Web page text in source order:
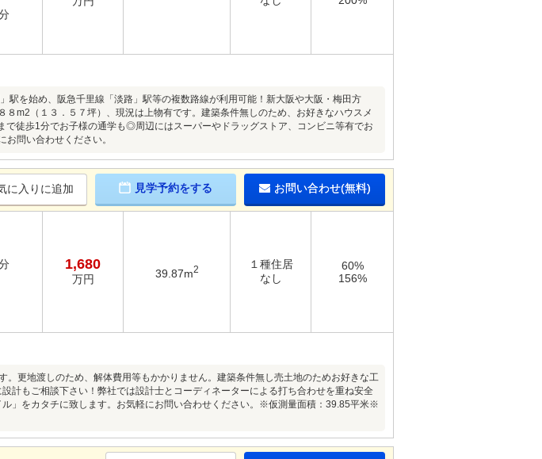
駅を始め、阪急千里線「淡路」駅等の複数路線が利用可能！新大阪や大阪・梅田方
m2（１３．５７坪）、現況は上物有です。建築条件無しのため、お好きなハウスメ
で徒歩1分でお子様の通学も◎周辺にはスーパーやドラッグストア、コンビニ等有でお
問い合わせください。
に入りに追加 見学予約をする お問い合わせ(無料)
1,680
万円 39.87m2
１種住居
なし
60%
156%
。更地渡しのため、解体費用等もかかりません。建築条件無し売土地のためお好きな工
計もご相談下さい！弊社では設計士とコーディネーターによる打ち合わせを重ね安全
」をカタチに致します。お気軽にお問い合わせください。※仮測量面積：39.85平米※